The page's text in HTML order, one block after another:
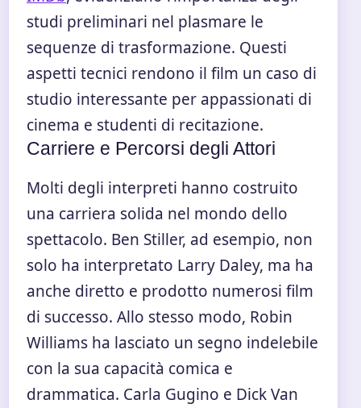
studi preliminari nel plasmare le
sequenze di trasformazione. Questi
aspetti tecnici rendono il film un caso di
studio interessante per appassionati di
cinema e studenti di recitazione.
Carriere e Percorsi degli Attori
Molti degli interpreti hanno costruito
una carriera solida nel mondo dello
spettacolo. Ben Stiller, ad esempio, non
solo ha interpretato Larry Daley, ma ha
anche diretto e prodotto numerosi film
di successo. Allo stesso modo, Robin
Williams ha lasciato un segno indelebile
con la sua capacità comica e
drammatica. Carla Gugino e Dick Van